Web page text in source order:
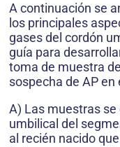
A continuación se
los principales
gases del cordón
guía para
toma de muestra
sospecha de AP en
A) Las muestras
umbilical del
al recién nacido